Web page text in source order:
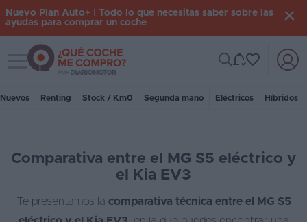
Iniciar
Coches
Renting
Nuevo Plan Auto+ | Todo lo que necesitas saber sobre las
ayudas para comprar un coche
Toggle navigation
Nuevos Renting Stock / Km0 Segunda mano Eléctricos Híbridos
Comparativa entre el MG S5 eléctrico y
el Kia EV3
Te presentamos la comparativa técnica entre el MG S5